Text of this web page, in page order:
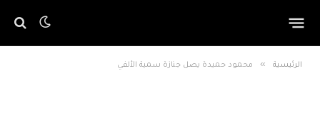
الرئيسية » محمود حميدة يصل جنازة سمية الألفي